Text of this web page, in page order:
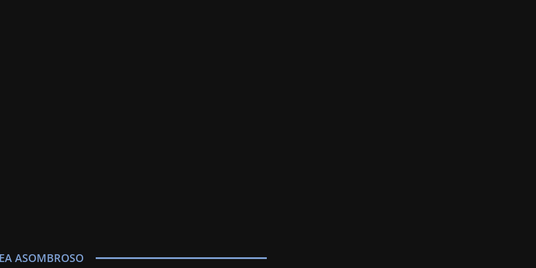
ASOMBROSO